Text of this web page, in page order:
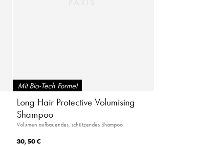
Mit Bio-Tech Formel
Long Hair Protective Volumising
Shampoo
Volumen aufbauendes, schützendes Shampoo
30,50 €